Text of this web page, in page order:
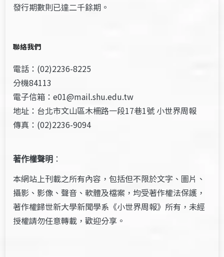
發行期數則已達二千餘期。
聯絡我們
電話：(02)2236-8225
分機84113
電子信箱：e01@mail.shu.edu.tw
地址：台北市文山區木柵路一段17巷1號 小世界周報
傳真：(02)2236-9094
著作權聲明 ：
本網站上刊載之所有內容，包括但不限於文字、圖片、
攝影、影像、聲音、軟體及檔案，均受著作權法保護，
著作權歸世新大學新聞學系《小世界周報》所有，未經
授權請勿任意轉載，歡迎分享。